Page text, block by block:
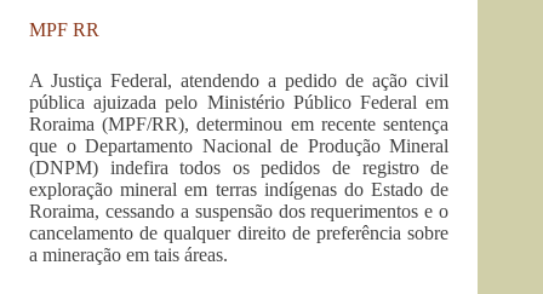
MPF RR
A Justiça Federal, atendendo a pedido de ação civil
pública ajuizada pelo Ministério Público Federal em
Roraima (MPF/RR), determinou em recente sentença
que o Departamento Nacional de Produção Mineral
(DNPM) indefira todos os pedidos de registro de
exploração mineral em terras indígenas do Estado de
Roraima, cessando a suspensão dos requerimentos e o
cancelamento de qualquer direito de preferência sobre
a mineração em tais áreas.